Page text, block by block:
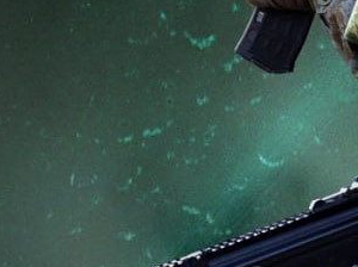
войск «Север» улучшили
Нанесено поражение живой силе и
бригады ВСУ и двух бригад
населённых пунктов Зорино, Кияница,